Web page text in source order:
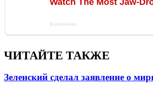
ЧИТАЙТЕ ТАКЖЕ
Зеленский сделал заявление о